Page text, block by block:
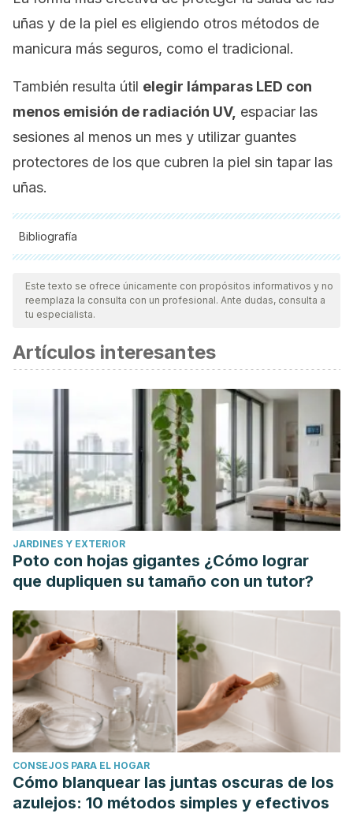
uñas y de la piel es eligiendo otros métodos de
manicura más seguros, como el tradicional.
También resulta útil elegir lámparas LED con
menos emisión de radiación UV, espaciar las
sesiones al menos un mes y utilizar guantes
protectores de los que cubren la piel sin tapar las
uñas.
Bibliografía
Todas las fuentes citadas fueron revisadas a profundidad por
nuestro equipo, para asegurar su calidad, confiabilidad,
vigencia y validez.La bibliografía de este artículo fue
científica.
Ardila Padilla, C. A., Vignoni, M., Serrano, M. P., & Dántola,
M. L. (2025). Phototoxic Effects on Skin Biomolecules
Induced by a Domestic Nail Polish Dryer Device.
research in toxicology
38(1), 182–192.
https://pubmed.ncbi.nlm.nih.gov/39763051/
Słabicka‑Jakubczyk, A., Lewandowski, M., Pastuszak, P.,
Barańska‑Rybak, W., & Górska‑Ponikowska, M. (2023).
Influence of UV nail lamps radiation on human
keratinocytes viability.
https://www.nature.com/articles/s41598-023-49814-7
Zhivagui, M., Hoda, A., Valenzuela, N., Yeh, Y.-Y., Dai, J.,
He, Y., Nandi, S. P., Otlu, B., Van Houten, B., & Alexandrov,
L. B. (2023). DNA damage and somatic mutations in
mammalian cells after irradiation with a nail polish dryer.
Nature Communications, 14(1), Article 276.
https://www.nature.com/articles/s41467-023-35876-8
Este texto se ofrece únicamente con propósitos informativos y no
reemplaza la consulta con un profesional. Ante dudas, consulta a
tu especialista.
Artículos interesantes
JARDINES Y EXTERIOR
Poto con hojas gigantes ¿Cómo lograr
que dupliquen su tamaño con un tutor?
CONSEJOS PARA EL HOGAR
Cómo blanquear las juntas oscuras de los
azulejos: 10 métodos simples y efectivos